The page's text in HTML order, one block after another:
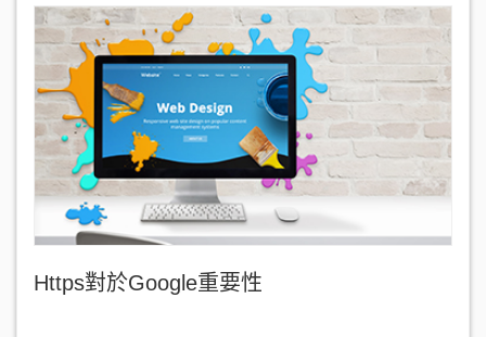
Https對於Google重要性